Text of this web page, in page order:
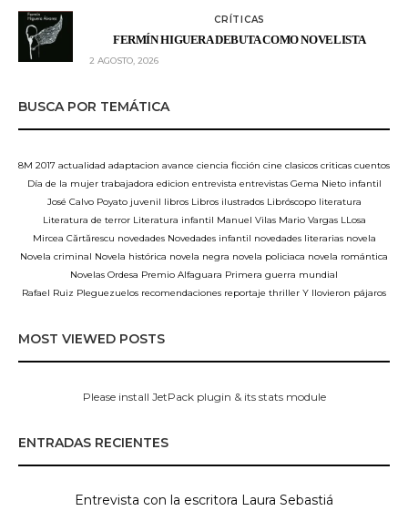
CRÍTICAS
FERMÍN HIGUERA DEBUTA COMO NOVELISTA
2 AGOSTO, 2026
BUSCA POR TEMÁTICA
8M 2017 actualidad adaptacion avance ciencia ficción cine clasicos criticas cuentos
Día de la mujer trabajadora edicion entrevista entrevistas Gema Nieto infantil
José Calvo Poyato juvenil libros Libros ilustrados Libróscopo literatura
Literatura de terror Literatura infantil Manuel Vilas Mario Vargas LLosa
Mircea Cărtărescu novedades Novedades infantil novedades literarias novela
Novela criminal Novela histórica novela negra novela policiaca novela romántica
Novelas Ordesa Premio Alfaguara Primera guerra mundial
Rafael Ruiz Pleguezuelos recomendaciones reportaje thriller Y llovieron pájaros
MOST VIEWED POSTS
Please install JetPack plugin & its stats module
ENTRADAS RECIENTES
Entrevista con la escritora Laura Sebastiá